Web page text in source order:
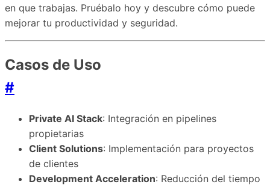
en que trabajas. Pruébalo hoy y descubre cómo puede
mejorar tu productividad y seguridad.
Casos de Uso
#
Private AI Stack: Integración en pipelines
propietarias
Client Solutions: Implementación para proyectos
de clientes
Development Acceleration: Reducción del tiempo